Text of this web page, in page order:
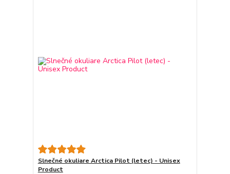
Slnečné okuliare Arctica Pilot (letec) - Unisex
Product